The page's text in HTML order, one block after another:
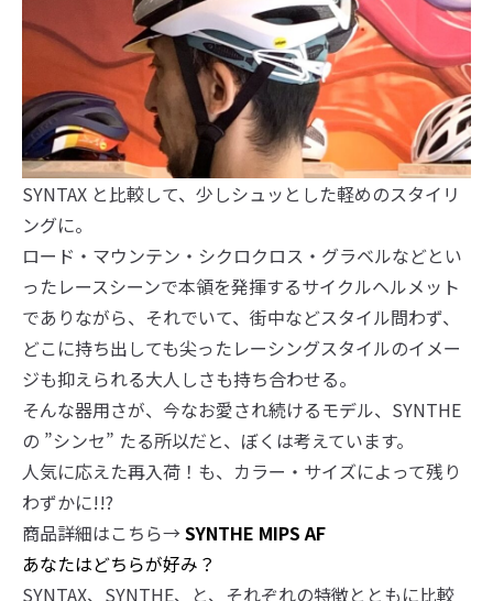
SYNTAX と比較して、少しシュッとした軽めのスタイリ
ングに。
ロード・マウンテン・シクロクロス・グラベルなどとい
ったレースシーンで本領を発揮するサイクルヘルメット
でありながら、それでいて、街中などスタイル問わず、
どこに持ち出しても尖ったレーシングスタイルのイメー
ジも抑えられる大人しさも持ち合わせる。
そんな器用さが、今なお愛され続けるモデル、SYNTHE
の ”シンセ” たる所以だと、ぼくは考えています。
人気に応えた再入荷！も、カラー・サイズによって残り
わずかに!!?
商品詳細はこちら→SYNTHE MIPS AF
あなたはどちらが好み？
SYNTAX、SYNTHE、と、それぞれの特徴とともに比較